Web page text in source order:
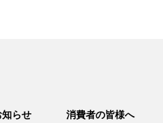
らせ 消費者の皆様へ